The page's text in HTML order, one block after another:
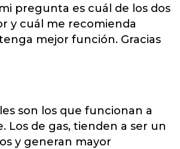
pregunta es cuál de los dos
y cuál me recomienda
mejor función. Gracias
son los que funcionan a
Los de gas, tienden a ser un
y generan mayor